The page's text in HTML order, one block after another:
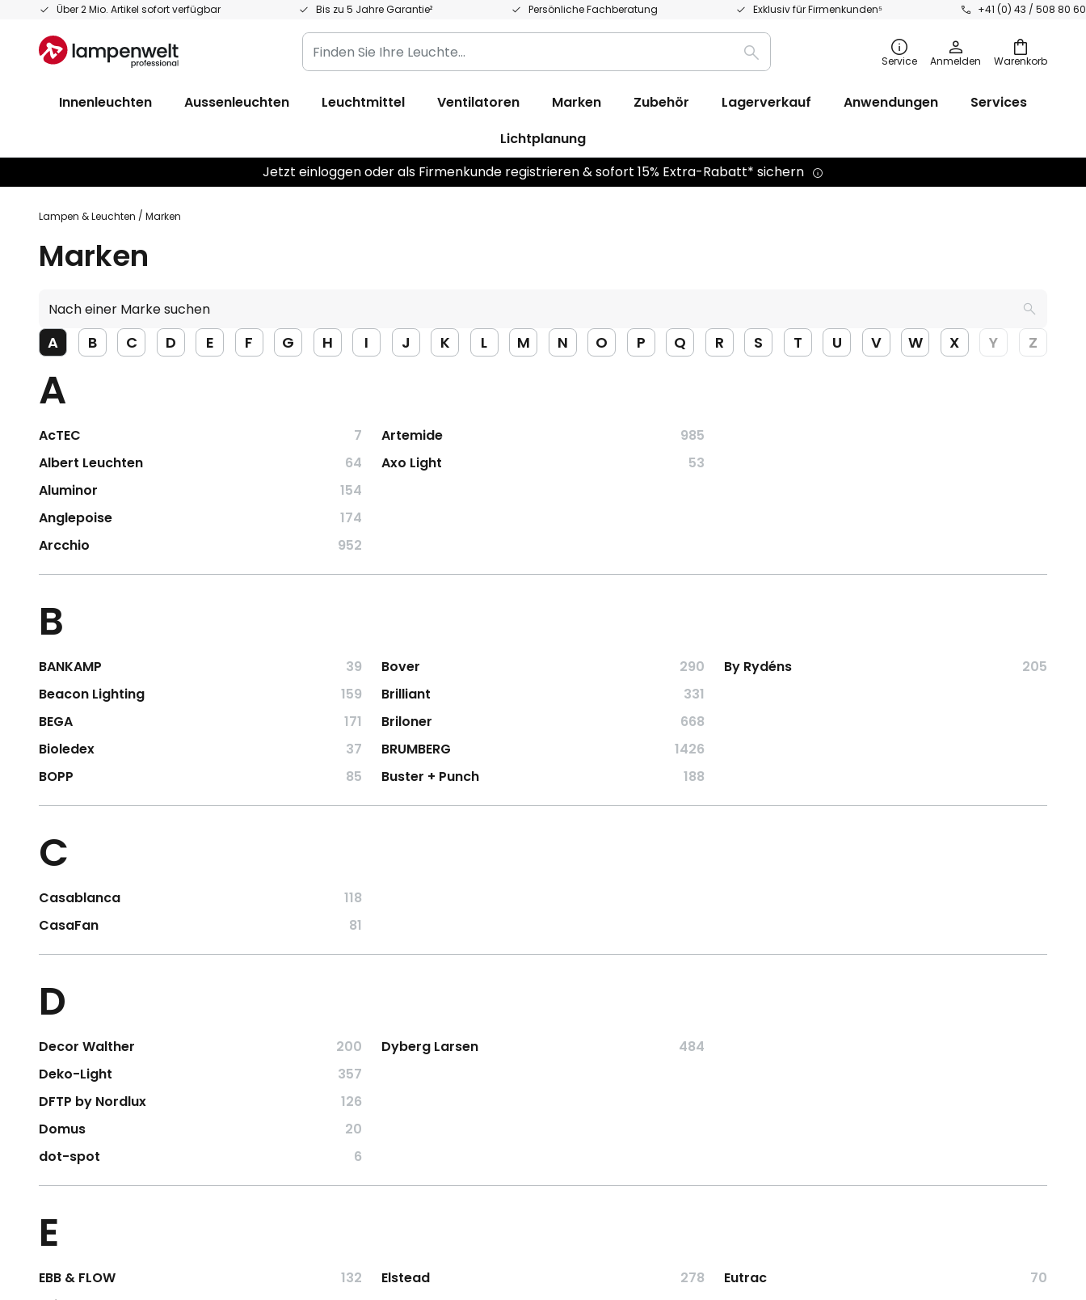
Über 2 Mio. Artikel sofort verfügbar Bis zu 5 Jahre Garantie² Persönliche Fachberatung Exklusiv für Firmenkunden⁵ +41 (0) 43 / 508 80 60
Zum
springen
Warenkorb
Finden
Sie
Leuchte...
Suche Service Anmelden
Innenleuchten Aussenleuchten Leuchtmittel Ventilatoren Marken Zubehör Lagerverkauf Anwendungen
Services
Lichtplanung
Jetzt einloggen oder als Firmenkunde registrieren & sofort 15% Extra-Rabatt* sichern
Lampen & Leuchten Marken
Marken
einer
Marke
suchen
A B C D E F G H I J K L M N O P Q R S T U V W X Y Z
A
AcTEC
7
Albert Leuchten
64
Aluminor
154
Anglepoise
174
Arcchio
952
Artemide
985
Axo Light
53
B
BANKAMP
39
Beacon Lighting
159
BEGA
171
Bioledex
37
BOPP
85
Bover
290
Brilliant
331
Briloner
668
BRUMBERG
1426
Buster + Punch
188
By Rydéns 205
C
Casablanca
118
CasaFan
81
D
Decor Walther
200
Deko-Light
357
DFTP by Nordlux
126
Domus
20
dot-spot
6
Dyberg Larsen 484
E
EBB & FLOW
132
Elstead
278
Eutrac
70